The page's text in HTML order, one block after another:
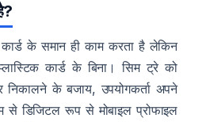
के समान ही काम करता है लेकिन
कार्ड के बिना। सिम ट्रे को
के बजाय, उपयोगकर्ता अपने
से डिजिटल रूप से मोबाइल प्रोफाइल